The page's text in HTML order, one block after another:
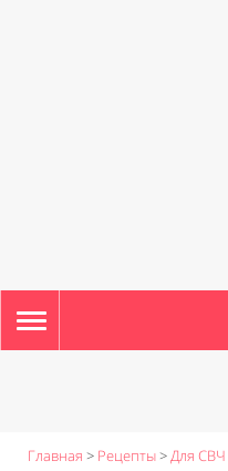
TOGGLE
NAVIGATION
Главная > Рецепты>Для СВЧ